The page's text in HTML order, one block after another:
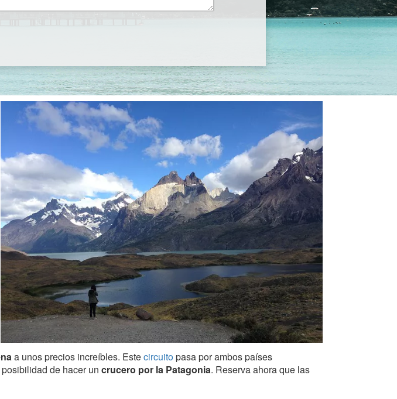
a unos precios increíbles. Estecircuitopasa por ambos países
de hacer un crucero por la Patagonia. Reserva ahora que las